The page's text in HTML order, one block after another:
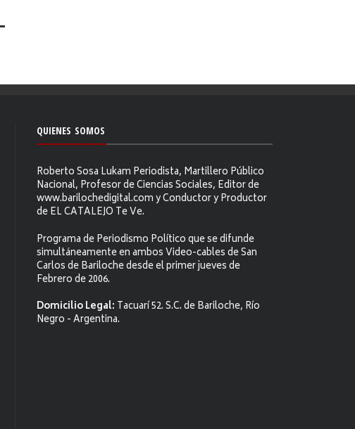
QUIENES SOMOS
Roberto Sosa Lukam Periodista, Martillero Público
Nacional, Profesor de Ciencias Sociales, Editor de
www.barilochedigital.com y Conductor y Productor
de EL CATALEJO Te Ve.
Programa de Periodismo Político que se difunde
simultáneamente en ambos Video-cables de San
Carlos de Bariloche desde el primer jueves de
Febrero de 2006.
Domicilio Legal: Tacuarí 52. S.C. de Bariloche, Río
Negro - Argentina.